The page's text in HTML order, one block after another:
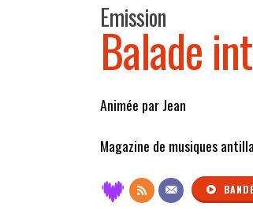
Emission
Balade
Animée par Jean
Magazine de musiques